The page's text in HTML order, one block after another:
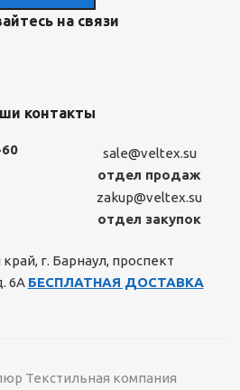
на связи
контакты
sale@veltex.su
отдел продаж
zakup@veltex.su
отдел закупок
г. Барнаул, проспект
6А БЕСПЛАТНАЯ ДОСТАВКА
Текстильная компания